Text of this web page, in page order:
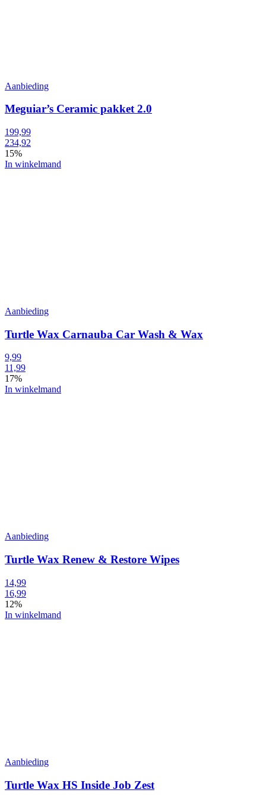
Aanbieding
Meguiar’s Ceramic pakket 2.0
199,99
234,92
15%
In winkelmand
Aanbieding
Turtle Wax Carnauba Car Wash & Wax
9,99
11,99
17%
In winkelmand
Aanbieding
Turtle Wax Renew & Restore Wipes
14,99
16,99
12%
In winkelmand
Aanbieding
Turtle Wax HS Inside Job Zest